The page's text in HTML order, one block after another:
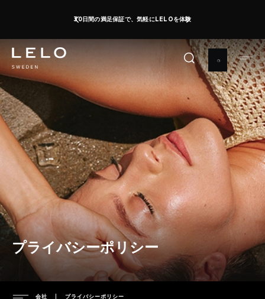
ン
テ
ン
ツ
に
移
30日間の満足保証で、気軽にLELOを体験
プライバシーポリシー
会社 プライバシーポリシー